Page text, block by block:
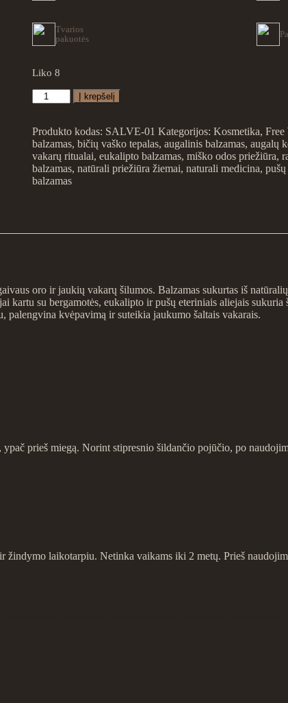
Tvarios
pakuotės
Liko 8
produkto
kiekis:
Breath
Į krepšelį
Produkto kodas: SALVE-01 Kategorijos: Kosmetika, Free
balzamas, bičių vaško tepalas, augalinis balzamas, augalų
vakarų ritualai, eukalipto balzamas, miško odos priežiūra,
balzamas, natūrali priežiūra žiemai, naturali medicina,
balzamas
oro ir jaukių vakarų šilumos. Balzamas sukurtas iš
su bergamotės, eukalipto ir pušų eteriniais aliejais sukuria
palengvina kvėpavimą ir suteikia jaukumo šaltais vakarais.
prieš miegą. Norint stipresnio šildančio pojūčio, po
laikotarpiu. Netinka vaikams iki 2 metų. Prieš